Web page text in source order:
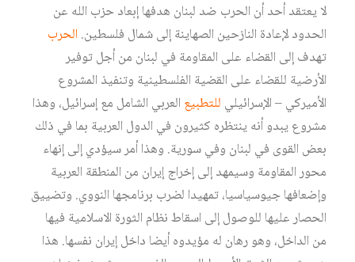
لا يعتقد أحد أن الحرب ضد لبنان هدفها إبعاد حزب الله عن
الحدود لإعادة النازحين الصهاينة إلى شمال فلسطين.الحرب
تهدف إلى القضاء على المقاومة في لبنان من أجل توفير
الأرضية للقضاء على القضية الفلسطينية وتنفيذ المشروع
الأميركي – الإسرائيلي للتطبيع العربي الشامل مع إسرائيل، وهذا
مشروع يبدو أنه ينتظره كثيرون في الدول العربية بما في ذلك
بعض القوى في لبنان وفي سورية. وهذا أمر سيؤدي إلى إنهاء
محور المقاومة وسيمهد إلى إخراج إيران من المنطقة العربية
وإضعافها جيوسياسيا، تمهيدا لضرب برنامجها النووي. وتضييق
الحصار عليها للوصول إلى اسقاط نظام الثورة الاسلامية فيها
من الداخل، وهو رهان له مؤيدوه أيضا داخل إيران نفسها. هذا